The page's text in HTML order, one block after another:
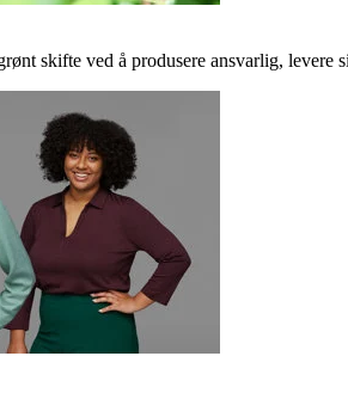
skifte ved å produsere ansvarlig,